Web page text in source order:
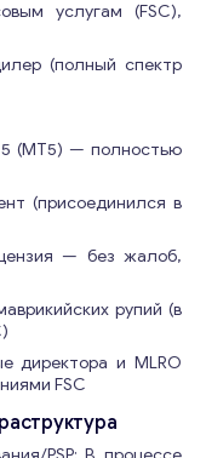
услугам (FSC),
(полный спектр
(MT5) — полностью
(присоединился в
— без жалоб,
рупий (в
директора и MLRO
FSC